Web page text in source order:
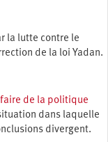
la lutte contre le
de la loi Yadan.
de la politique
dans laquelle
divergent.